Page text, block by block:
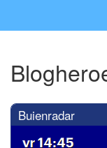
Buienradar